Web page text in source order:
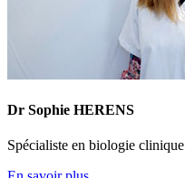
Dr Sophie HERENS
Spécialiste en biologie clinique